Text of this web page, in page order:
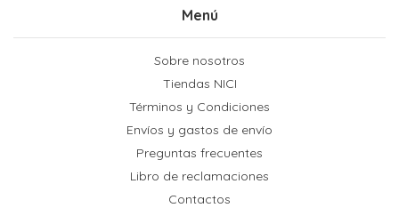
Menú
Sobre nosotros
Tiendas NICI
Términos y Condiciones
Envíos y gastos de envío
Preguntas frecuentes
Libro de reclamaciones
Contactos